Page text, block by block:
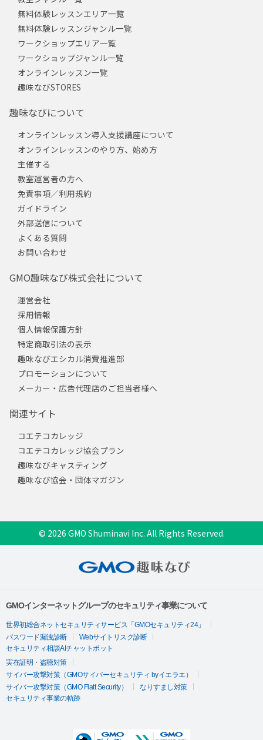
無料体験レッスンエリア一覧
無料体験レッスンジャンル一覧
ワークショップエリア一覧
ワークショップジャンル一覧
オンラインレッスン一覧
趣味なびSTORES
趣味なびについて
オンラインレッスン導入支援講座について
オンラインレッスンのやり方、始め方
主催する
教室運営者の方へ
免責事項／利用規約
ガイドライン
外部送信について
よくある質問
お問い合わせ
GMO趣味なび株式会社について
運営会社
採用情報
個人情報保護方針
特定商取引法の表示
趣味なびエシカル消費推進部
プロモーションについて
メーカー・広告代理店のご担当者様へ
関連サイト
コエテコカレッジ
コエテコカレッジ協会プラン
趣味なびキャスティング
趣味なび協会・団体マガジン
© 2026 GMO Shuminavi Inc. All Rights Reserved.